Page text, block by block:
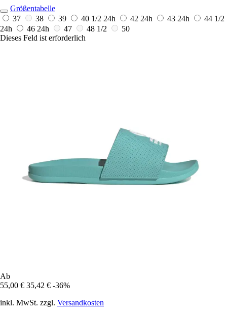
Größentabelle
37
38 39 40 1/2 24h 42 24h 43 24h
44 1/2
24h
46 24h 47 48 1/2
50
Dieses Feld ist erforderlich
Ab
55,00 € 35,42 € -36%
inkl. MwSt. zzgl. Versandkosten